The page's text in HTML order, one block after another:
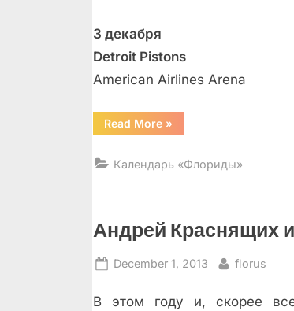
3 декабря
Detroit Pistons
American Airlines Arena
Read More“Календарь
развлечений
–
»
Календарь «Флориды»
Андрей Краснящих
Posted
December 1, 2013 By
florus
В этом году и, скорее